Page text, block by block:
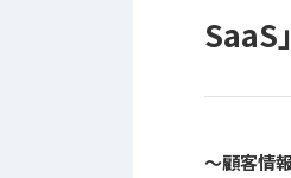
SaaS
～顧客情